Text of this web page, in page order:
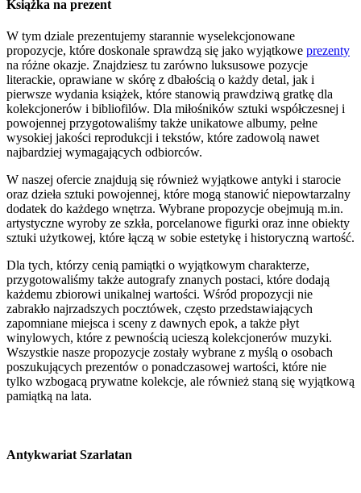
Książka na prezent
W tym dziale prezentujemy starannie wyselekcjonowane
propozycje, które doskonale sprawdzą się jako wyjątkowe prezenty
na różne okazje. Znajdziesz tu zarówno luksusowe pozycje
literackie, oprawiane w skórę z dbałością o każdy detal, jak i
pierwsze wydania książek, które stanowią prawdziwą gratkę dla
kolekcjonerów i bibliofilów. Dla miłośników sztuki współczesnej i
powojennej przygotowaliśmy także unikatowe albumy, pełne
wysokiej jakości reprodukcji i tekstów, które zadowolą nawet
najbardziej wymagających odbiorców.
W naszej ofercie znajdują się również wyjątkowe antyki i starocie
oraz dzieła sztuki powojennej, które mogą stanowić niepowtarzalny
dodatek do każdego wnętrza. Wybrane propozycje obejmują m.in.
artystyczne wyroby ze szkła, porcelanowe figurki oraz inne obiekty
sztuki użytkowej, które łączą w sobie estetykę i historyczną wartość.
Dla tych, którzy cenią pamiątki o wyjątkowym charakterze,
przygotowaliśmy także autografy znanych postaci, które dodają
każdemu zbiorowi unikalnej wartości. Wśród propozycji nie
zabrakło najrzadszych pocztówek, często przedstawiających
zapomniane miejsca i sceny z dawnych epok, a także płyt
winylowych, które z pewnością ucieszą kolekcjonerów muzyki.
Wszystkie nasze propozycje zostały wybrane z myślą o osobach
poszukujących prezentów o ponadczasowej wartości, które nie
tylko wzbogacą prywatne kolekcje, ale również staną się wyjątkową
pamiątką na lata.
Antykwariat Szarlatan